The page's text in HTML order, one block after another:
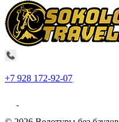
+7 928 172-92-07